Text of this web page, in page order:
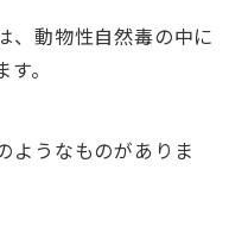
、動物性自然毒の中に
。
ようなものがありま